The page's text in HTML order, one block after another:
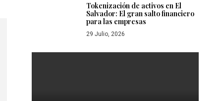
Tokenización de activos en El
Salvador: El gran salto financiero
para las empresas
29 Julio, 2026